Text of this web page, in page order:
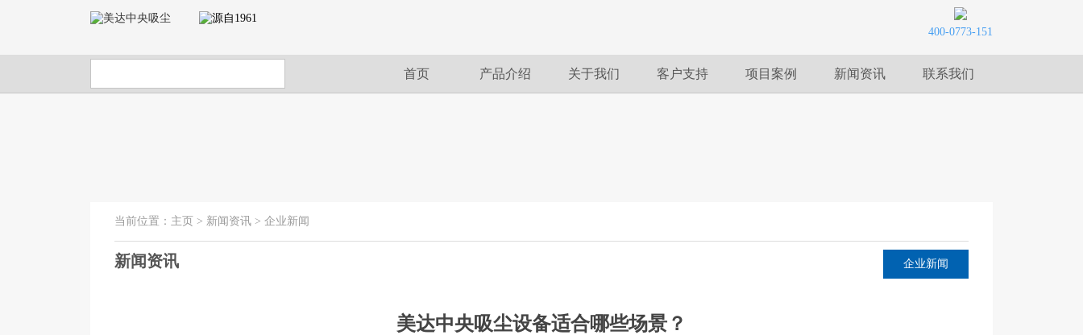
400-0773-151
首页 产品介绍 关于我们 客户支持 项目案例 新闻资讯 联系我们
当前位置： 主页 > 新闻资讯 > 企业新闻
企业新闻
新闻资讯
美达中央吸尘设备适合哪些场景？